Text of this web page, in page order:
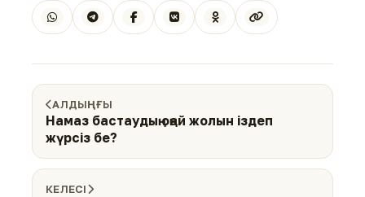
АЛДЫҢҒЫ
Намаз бастаудың оңай жолын іздеп
жүрсіз бе?
КЕЛЕСІ